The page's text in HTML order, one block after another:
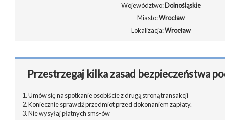
Województwo:Dolnośląskie
Miasto:Wrocław
Lokalizacja:Wrocław
Przestrzegaj kilka zasad bezpieczeństwa
1. Umów się na spotkanie osobiście z drugą stroną transakcji
2. Koniecznie sprawdź przedmiot przed dokonaniem zapłaty.
3. Nie wysyłaj płatnych sms-ów